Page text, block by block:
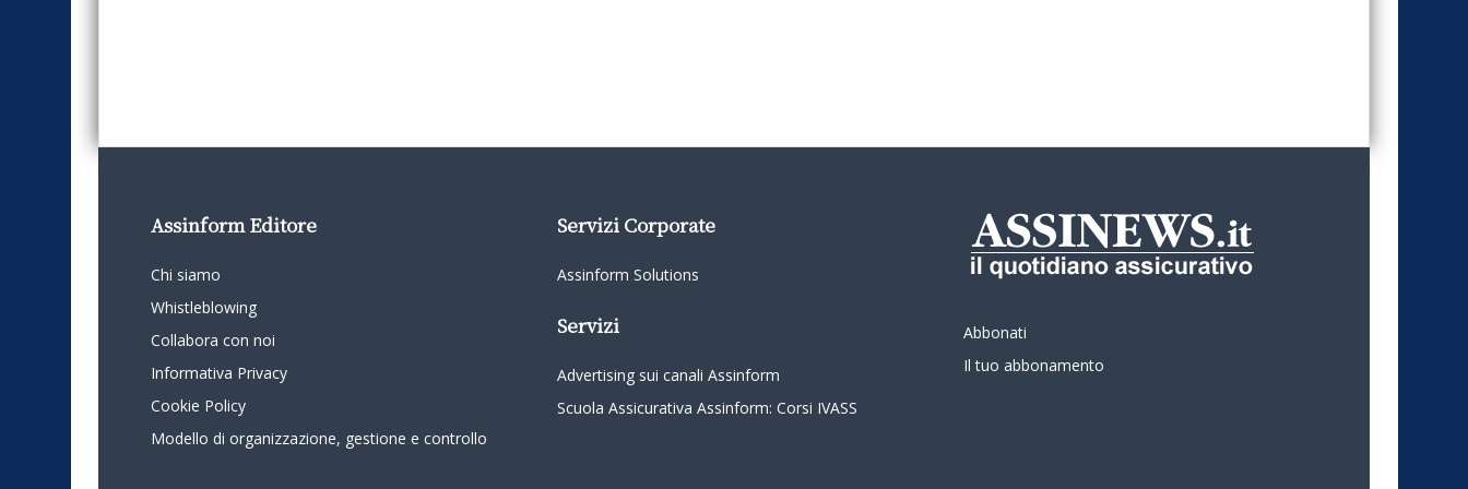
Assinform Editore
Chi siamo
Whistleblowing
Collabora con noi
Informativa Privacy
Cookie Policy
Modello di organizzazione, gestione e controllo
Servizi Corporate
Assinform Solutions
Servizi
Advertising sui canali Assinform
Scuola Assicurativa Assinform: Corsi IVASS
Abbonati
Il tuo abbonamento